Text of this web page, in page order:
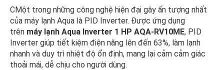
CMột trong những công nghệ hiện đại gây ấn tượng nhất
của máy lạnh Aqua là PID Inverter. Được ứng dụng
trên máy lạnh Aqua Inverter 1 HP AQA-RV10ME, PID
Inverter giúp tiết kiệm điện năng lên đến 63%, làm lạnh
nhanh và duy trì nhiệt độ ổn định, mang lại cảm cảm giác
thoải mái, dễ chịu cho người dùng.